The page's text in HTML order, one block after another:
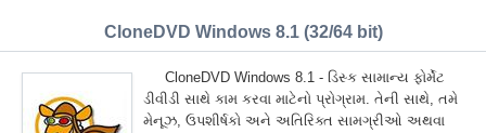
CloneDVD Windows 8.1 (32/64 bit)
CloneDVD Windows 8.1 - ડિસ્ક સામાન્ય ફોર્મેટ
ડીવીડી સાથે કામ કરવા માટેનો પ્રોગ્રામ. તેની સાથે, તમે
મેનૂઝ, ઉપશીર્ષકો અને અતિરિક્ત સામગ્રીઓ અથવા